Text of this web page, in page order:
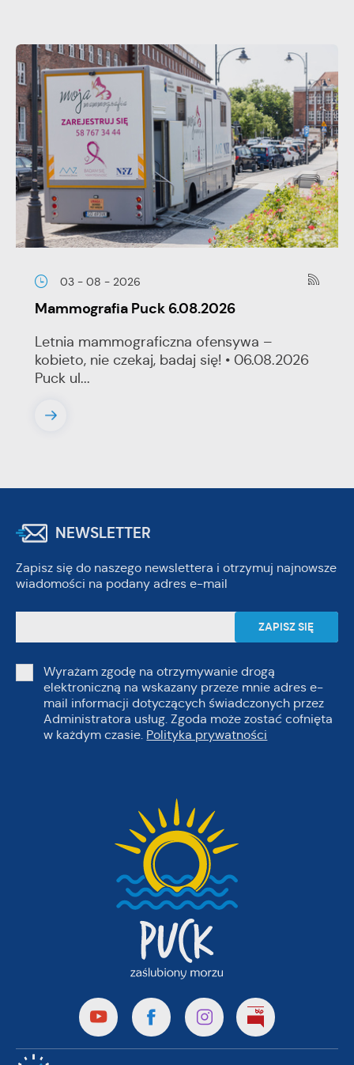
03 - 08 - 2026
Mammografia Puck 6.08.2026
Letnia mammograficzna ofensywa –
kobieto, nie czekaj, badaj się! • 06.08.2026
Puck ul...
NEWSLETTER
Zapisz się do naszego newslettera i otrzymuj najnowsze
wiadomości na podany adres e-mail
Wyrażam zgodę na otrzymywanie drogą
elektroniczną na wskazany przeze mnie adres e-
mail informacji dotyczących świadczonych przez
Administratora usług. Zgoda może zostać cofnięta
w każdym czasie. Polityka prywatności